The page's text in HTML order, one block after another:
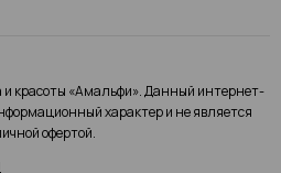
красоты «Амальфи». Данный интернет-
характер и не является
офертой.